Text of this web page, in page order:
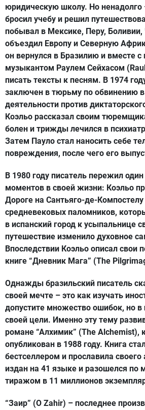
юридическую школу. Но ненадолго
бросил учебу и решил
побывал в Мексике, Перу,
объездил Европу и Северную
он вернулся в Бразилию и вместе
музыкантом Раулем Сейхасом
писать тексты к песням. В 1974
заключен в тюрьму по обвинению
деятельности против
Коэльо рассказал своим
болен и трижды лечился в
Затем Пауло стал наносить себе
повреждения, после чего его
В 1980 году писатель пережил
моментов в своей жизни: Коэльо
Дороге на Сантьяго-де-Компостелу
средневековых паломников,
в испанский город к усыпальнице
путешествие изменило духовное
Впоследствии Коэльо описал свои
книге “Дневник Мага” (The
Однажды бразильский писатель
своей мечте – это как изучать
допустите множество ошибок, но в
своей цели. Именно эту тему
романе “Алхимик” (The Alchemist),
опубликован в 1988 году. Книга
бестселлером и прославила
издан на 41 языке и разошелся по
тиражом в 11 миллионов
“Заир” (O Zahir) – последнее